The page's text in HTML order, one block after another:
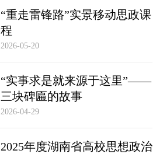
“重走雷锋路”实景移动思政课
程
2026-05-20
“实事求是就来源于这里”——
三块碑匾的故事
2026-04-29
2025年度湖南省高校思想政治